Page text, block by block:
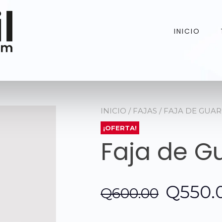
INICIO
INICIO / FAJAS / FAJA DE
¡OFERTA!
Faja de
Q600.00 El
Q